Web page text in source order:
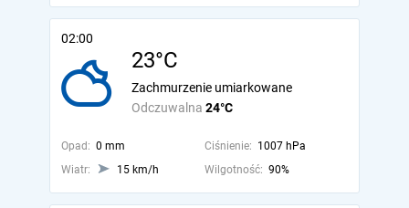
02:00
23°C
Odczuwalna 24°C
Zachmurzenie umiarkowane
Opad: 0 mm Ciśnienie: 1007 hPa
Wiatr:
15 km/h Wilgotność: 90%